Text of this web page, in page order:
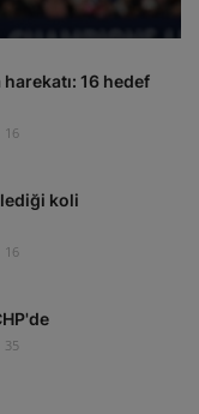
16 hedef
16
koli
16
35